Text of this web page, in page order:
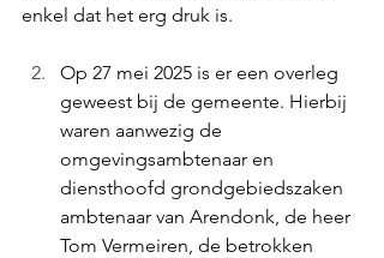
enkel dat het erg druk is.
Op 27 mei 2025 is er een overleg
geweest bij de gemeente. Hierbij
waren aanwezig de
omgevingsambtenaar en
diensthoofd grondgebiedszaken
ambtenaar van Arendonk, de heer
Tom Vermeiren, de betrokken